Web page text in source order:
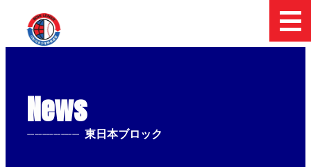
News
-------------- 東日本ブロック